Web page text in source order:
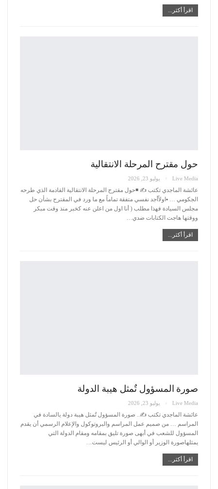
اقرأ أكثر...
حول مقترح المرحلة الانتقالية
Live Media يوليو 23, 2026
عائشة الماجدي تكتب ✍️ ◾️حول مقترح المرحلة الانتقالية القادمة الذي طرحه
الجكومي … ▪️اولاًأجد نفسي متفقة تماماً مع ما ورد في المقترح بشأن حل
مجلس السيادة فهذا مطلب ( أنا اول من اعلن عنه كخبر منذ وقت مبكر
ووقتها هاجت الكتابات ضدي…
اقرأ أكثر...
صورة المسؤول تٌمثل هيبة الدولة
Live Media يوليو 23, 2026
عائشة الماجدي تكتب ✍️.. صورة المسؤول تٌمثل هيبة دولة يالسادة في
المراسم … من صميم عمل المراسم والبروتوكول والإعلام الرسمي أن يقدم
المسؤول للشعب في أبهى صورة تليق بمقامه ومقام الدولة التي
يمثلهاصورة الوزير أو الوالي أو الرئيس ليست…
اقرأ أكثر...